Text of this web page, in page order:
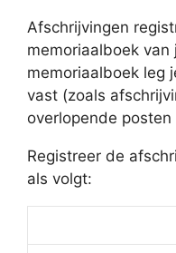
Afschrijvingen
memoriaalboek
memoriaalboek leg
vast (zoals
overlopende posten
Registreer de
als volgt: